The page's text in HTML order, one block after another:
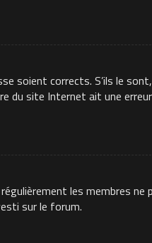
soient corrects. S’ils le
du site Internet ait une
les membres ne
sur le forum.